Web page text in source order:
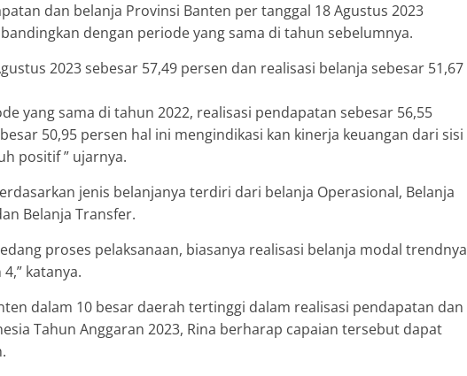
dan belanja Provinsi Banten per tanggal 18 Agustus 2023
dengan periode yang sama di tahun sebelumnya.
2023 sebesar 57,49 persen dan realisasi belanja sebesar 51,67
yang sama di tahun 2022, realisasi pendapatan sebesar 56,55
50,95 persen hal ini mengindikasi kan kinerja keuangan dari sisi
positif ” ujarnya.
jenis belanjanya terdiri dari belanja Operasional, Belanja
Belanja Transfer.
proses pelaksanaan, biasanya realisasi belanja modal trendnya
katanya.
dalam 10 besar daerah tertinggi dalam realisasi pendapatan dan
Tahun Anggaran 2023, Rina berharap capaian tersebut dapat